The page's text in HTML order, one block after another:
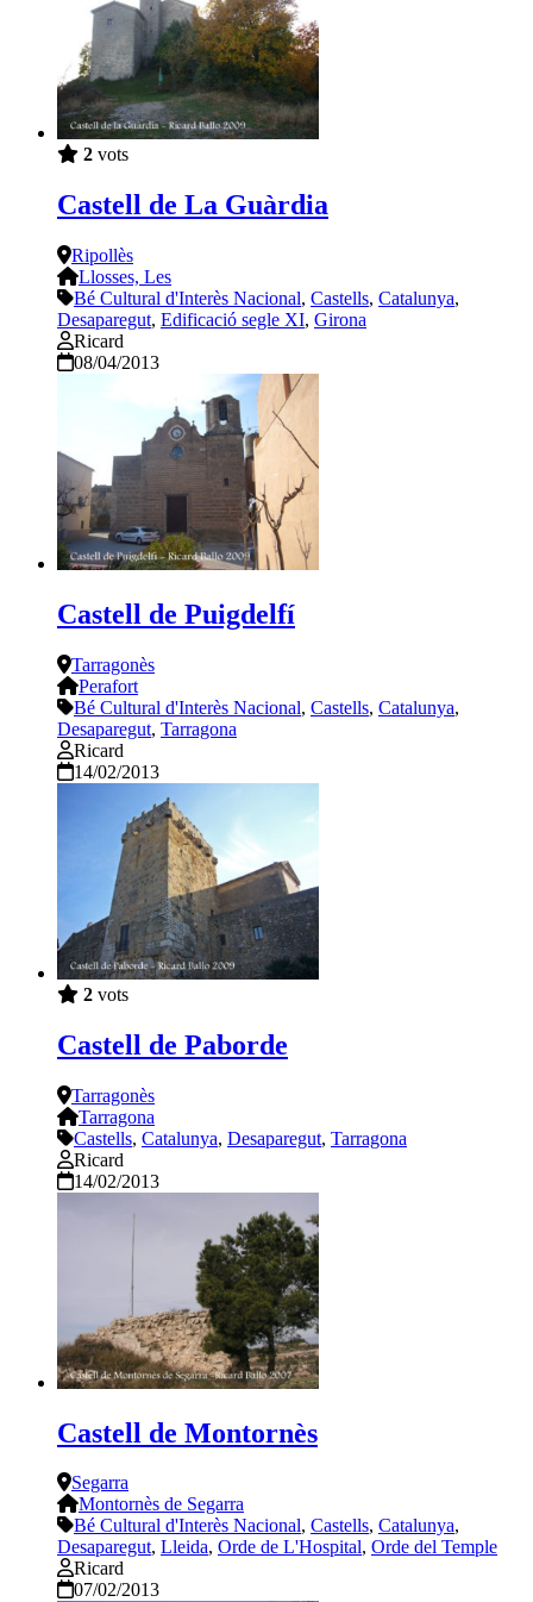
2 vots
Castell de La Guàrdia
Ripollès
Llosses, Les
Bé Cultural d'Interès Nacional, Castells, Catalunya,
Desaparegut, Edificació segle XI, Girona
Ricard
08/04/2013
Castell de Puigdelfí
Tarragonès
Perafort
Bé Cultural d'Interès Nacional, Castells, Catalunya,
Desaparegut, Tarragona
Ricard
14/02/2013
2 vots
Castell de Paborde
Tarragonès
Tarragona
Castells, Catalunya, Desaparegut, Tarragona
Ricard
14/02/2013
Castell de Montornès
Segarra
Montornès de Segarra
Bé Cultural d'Interès Nacional, Castells, Catalunya,
Desaparegut, Lleida, Orde de L'Hospital, Orde del Temple
Ricard
07/02/2013